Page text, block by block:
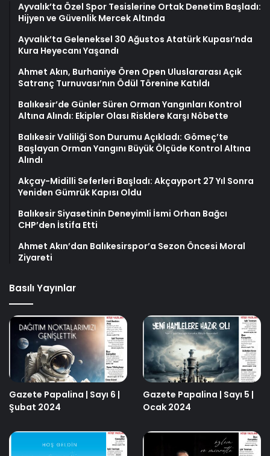
Ayvalık’ta Özel Spor Tesislerine Ortak Denetim Başladı:
Hijyen ve Güvenlik Mercek Altında
Ayvalık’ta Geleneksel 30 Ağustos Atatürk Kupası’nda
Kura Heyecanı Yaşandı
Ahmet Akın, Burhaniye Ören Open Uluslararası Açık
Satranç Turnuvası’nın Ödül Törenine Katıldı
Balıkesir’de Günler Süren Orman Yangınları Kontrol
Altına Alındı: Ekipler Olası Risklere Karşı Nöbette
Balıkesir Valiliği Son Durumu Açıkladı: Gömeç’te
Başlayan Orman Yangını Büyük Ölçüde Kontrol Altına
Alındı
Akçay-Midilli Seferleri Başladı: Akçayport 27 Yıl Sonra
Yeniden Gümrük Kapısı Oldu
Balıkesir Siyasetinin Deneyimli İsmi Orhan Bağcı
CHP’den İstifa Etti
Ahmet Akın’dan Balıkesirspor’a Sezon Öncesi Moral
Ziyareti
Basılı Yayınlar
Gazete Papalina | Sayı 6 |
Şubat 2024
Gazete Papalina | Sayı 5 |
Ocak 2024